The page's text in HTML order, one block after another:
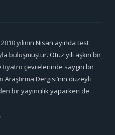
yılının Nisan ayında test
buluşmuştur. Otuz yılı aşkın bir
tiyatro çevrelerinde saygın bir
Dergisi’nin düzeyli
bir yayıncılık yaparken de